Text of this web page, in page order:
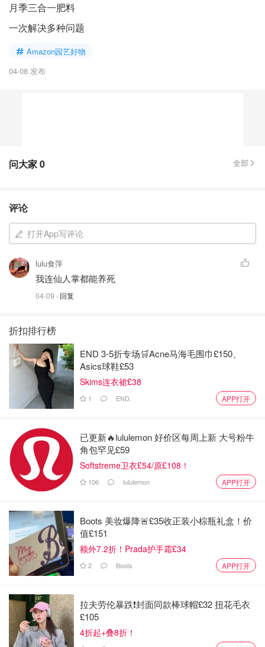
月季三合一肥料
一次解决多种问题
Amazon园艺好物
04-08 发布
问大家0 全部
评论
打开App写评论
lulu食萍
我连仙人掌都能养死
04-09 · 回复
折扣排行榜
END 3-5折专场🛒Acne马海毛围巾£150、
Asics球鞋£53
Skims连衣裙£38
1 END. APP打开
已更新🔥lululemon 好价区每周上新 大号粉牛
角包罕见£59
Softstreme卫衣£54/原£108！
106 lululemon APP打开
Boots 美妆爆降🚨£35收正装小棕瓶礼盒！价
值£151
额外7.2折！Prada护手霜£34
2 Boots APP打开
拉夫劳伦暴跌❗️封面同款棒球帽£32 扭花毛衣
£105
4折起+叠8折！